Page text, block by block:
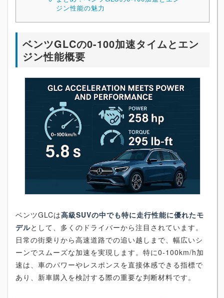
ジン性能の魅力
ベンツGLCの0-100加速タイムとエン
ジン性能概要
ベンツGLCは高級SUVの中でも特に走行性能に優れたモ
デルとして、多くのドライバーから注目されています。
日常の街乗りから高速道路での追い越しまで、幅広いシ
ーンでスムーズな加速を実現します。特に0-100km/h加
速は、車のパワーやレスポンスを直接体感できる指標で
あり、新車購入を検討する際の重要な判断材料です。